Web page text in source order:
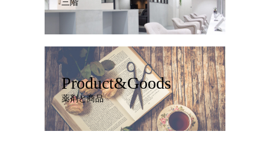
三階
Product&Goods
薬剤と商品